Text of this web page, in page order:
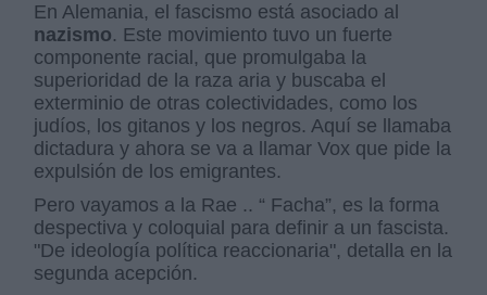
En Alemania, el fascismo está asociado al
nazismo. Este movimiento tuvo un fuerte
componente racial, que promulgaba la
superioridad de la raza aria y buscaba el
exterminio de otras colectividades, como los
judíos, los gitanos y los negros. Aquí se llamaba
dictadura y ahora se va a llamar Vox que pide la
expulsión de los emigrantes.
Pero vayamos a la Rae .. “ Facha”, es la forma
despectiva y coloquial para definir a un fascista.
"De ideología política reaccionaria", detalla en la
segunda acepción.